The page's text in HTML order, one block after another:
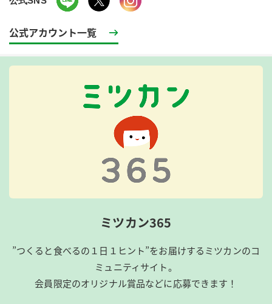
公式アカウント一覧
ミツカン365
”つくると食べるの１日１ヒント”をお届けするミツカンのコ
ミュニティサイト。
会員限定のオリジナル賞品などに応募できます！